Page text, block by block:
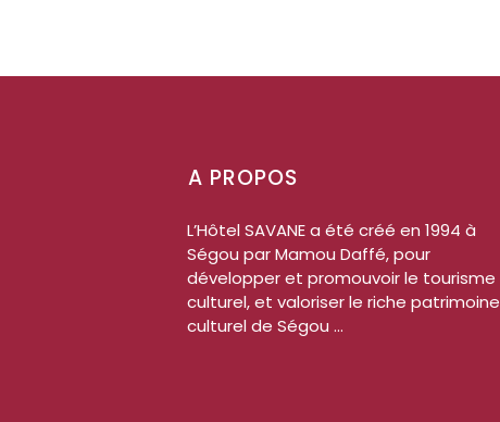
A PROPOS
L’Hôtel SAVANE a été créé en 1994 à
Ségou par Mamou Daffé, pour
développer et promouvoir le tourisme
culturel, et valoriser le riche patrimoine
culturel de Ségou ...